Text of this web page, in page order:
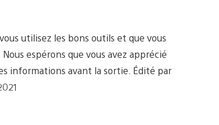
utilisez les bons outils et que vous
espérons que vous avez apprécié
informations avant la sortie. Édité par